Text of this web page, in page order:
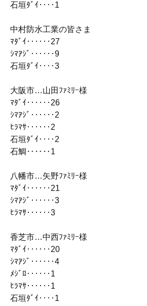
石垣ﾀﾞｲ‥‥1
中村防水工業の皆さま
ﾏﾀﾞｲ‥‥‥27
ｼﾏｱｼﾞ‥‥‥9
石垣ﾀﾞｲ‥‥3
大阪市…山田ﾌｧﾐﾘｰ様
ﾏﾀﾞｲ‥‥‥26
ｼﾏｱｼﾞ‥‥‥2
ﾋﾗﾏｻ‥‥‥2
石垣ﾀﾞｲ‥‥2
石鯛‥‥‥1
八幡市…矢野ﾌｧﾐﾘｰ様
ﾏﾀﾞｲ‥‥‥21
ｼﾏｱｼﾞ‥‥‥3
ﾋﾗﾏｻ‥‥‥3
香芝市…中西ﾌｧﾐﾘｰ様
ﾏﾀﾞｲ‥‥‥20
ｼﾏｱｼﾞ‥‥‥4
ﾒｼﾞﾛ‥‥‥1
ﾋﾗﾏｻ‥‥‥1
石垣ﾀﾞｲ‥‥1